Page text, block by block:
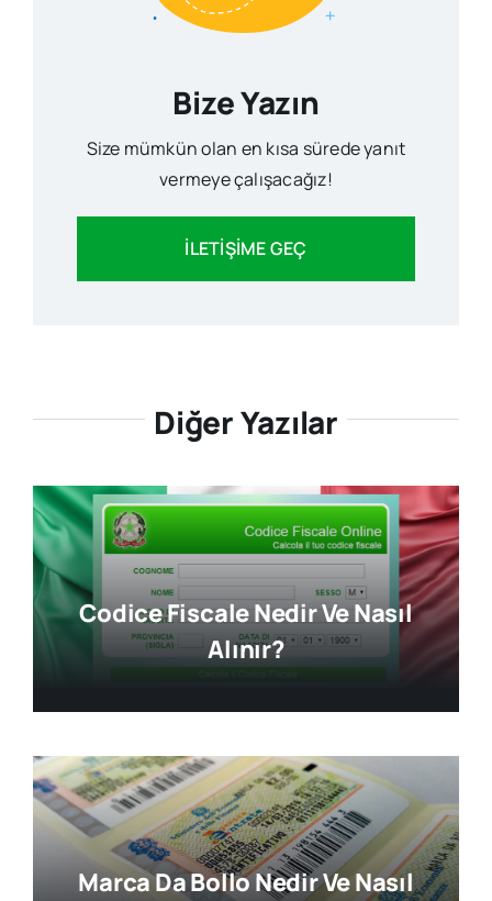
Bize Yazın
Size mümkün olan en kısa sürede yanıt
vermeye çalışacağız!
İLETİŞİME GEÇ
Diğer Yazılar
Codice Fiscale Nedir Ve Nasıl
Alınır?
Marca Da Bollo Nedir Ve Nasıl